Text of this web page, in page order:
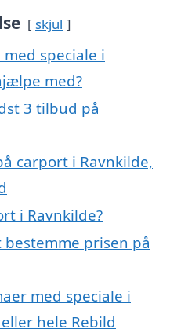
skjul
speciale i
med?
3 tilbud på
carport i Ravnkilde,
i Ravnkilde?
prisen på
med speciale i
hele Rebild